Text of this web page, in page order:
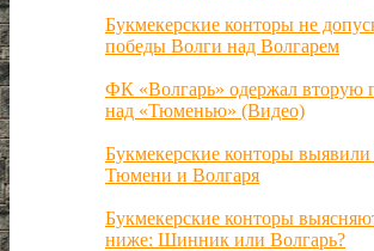
Букмекерские конторы не
победы Волги над Волгарем
ФК «Волгарь» одержал вторую
над «Тюменью» (Видео)
Букмекерские конторы выявили
Тюмени и Волгаря
Букмекерские конторы
ниже: Шинник или Волгарь?